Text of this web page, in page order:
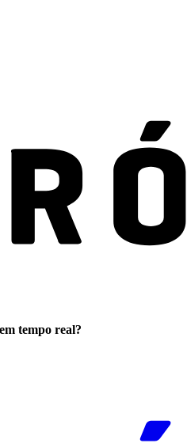
tempo real?